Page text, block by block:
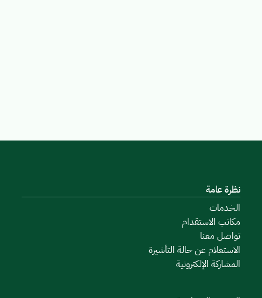
نظرة عامة
الخدمات
مكاتب الاستقدام
تواصل معنا
الاستعلام عن حالة التأشيرة
المشاركة الإلكترونية